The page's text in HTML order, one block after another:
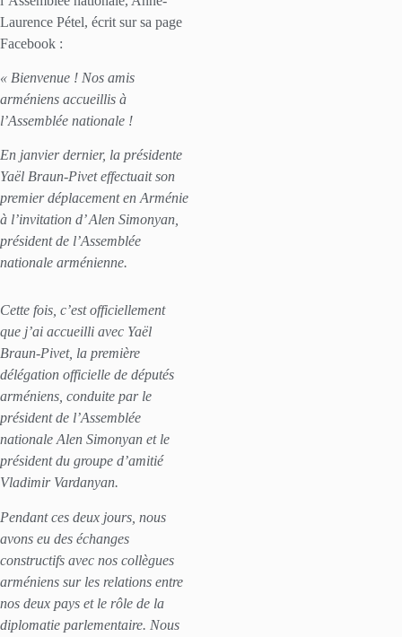
Laurence Pétel, écrit sur sa page
Facebook :
« Bienvenue ! Nos amis
arméniens accueillis à
l’Assemblée nationale !
En janvier dernier, la présidente
Yaël Braun-Pivet effectuait son
premier déplacement en Arménie
à l’invitation d’ Alen Simonyan,
président de l’Assemblée
nationale arménienne.
Cette fois, c’est officiellement
que j’ai accueilli avec Yaël
Braun-Pivet, la première
délégation officielle de députés
arméniens, conduite par le
président de l’Assemblée
nationale Alen Simonyan et le
président du groupe d’amitié
Vladimir Vardanyan.
Pendant ces deux jours, nous
avons eu des échanges
constructifs avec nos collègues
arméniens sur les relations entre
nos deux pays et le rôle de la
diplomatie parlementaire. Nous